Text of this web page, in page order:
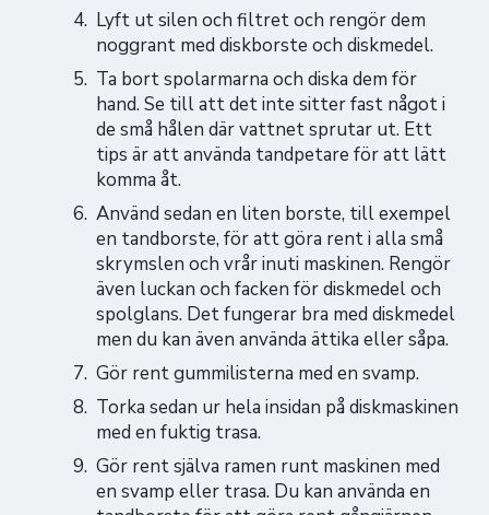
Lyft ut silen och filtret och rengör dem
noggrant med diskborste och diskmedel.
Ta bort spolarmarna och diska dem för
hand. Se till att det inte sitter fast något i
de små hålen där vattnet sprutar ut. Ett
tips är att använda tandpetare för att lätt
komma åt.
Använd sedan en liten borste, till exempel
en tandborste, för att göra rent i alla små
skrymslen och vrår inuti maskinen. Rengör
även luckan och facken för diskmedel och
spolglans. Det fungerar bra med diskmedel
men du kan även använda ättika eller såpa.
Gör rent gummilisterna med en svamp.
Torka sedan ur hela insidan på diskmaskinen
med en fuktig trasa.
Gör rent själva ramen runt maskinen med
en svamp eller trasa. Du kan använda en